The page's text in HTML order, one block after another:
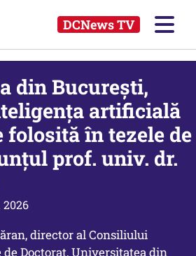
DCNews TV
din București,
artificială
folosită în tezele de
prof. univ. dr.
2026
director al Consiliului
Doctorat, Universitatea din